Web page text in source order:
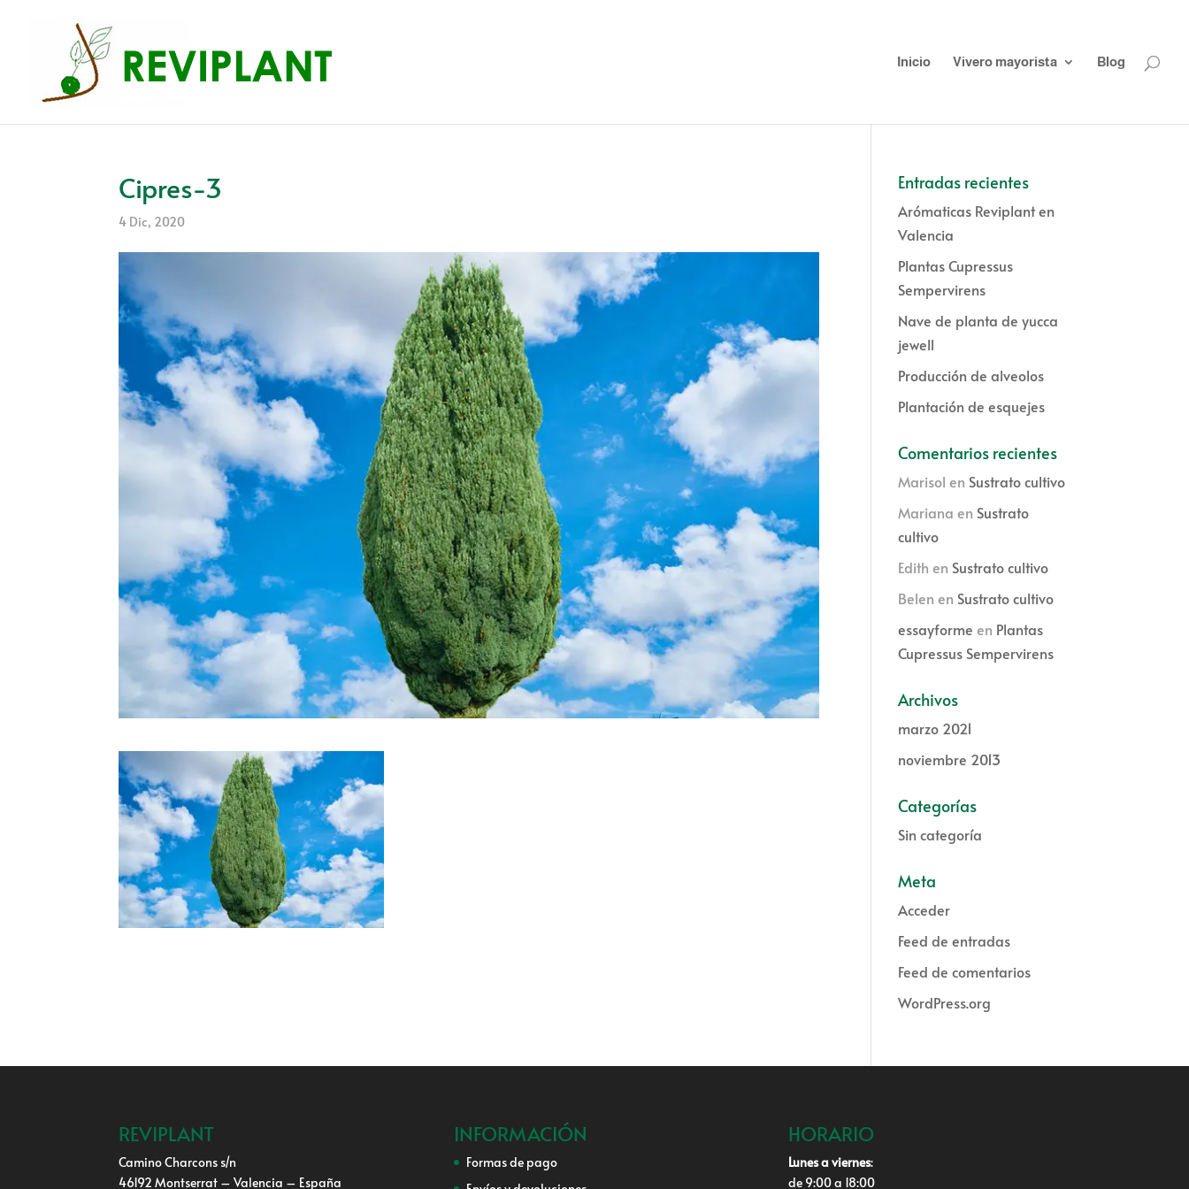
Inicio Vivero mayorista Blog
Cipres-3
4 Dic, 2020
Entradas recientes
Arómaticas Reviplant en
Valencia
Plantas Cupressus
Sempervirens
Nave de planta de yucca
jewell
Producción de alveolos
Plantación de esquejes
Comentarios recientes
Marisol en Sustrato cultivo
Mariana en Sustrato
cultivo
Edith en Sustrato cultivo
Belen en Sustrato cultivo
essayforme en Plantas
Cupressus Sempervirens
Archivos
marzo 2021
noviembre 2013
Categorías
Sin categoría
Meta
Acceder
Feed de entradas
Feed de comentarios
WordPress.org
REVIPLANT
Camino Charcons s/n
46192 Montserrat – Valencia – España
INFORMACIÓN
Formas de pago
HORARIO
Lunes a viernes:
de 9:00 a 18:00